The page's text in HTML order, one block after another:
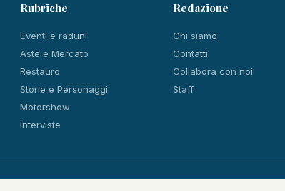
Rubriche
Eventi e raduni
Aste e Mercato
Restauro
Storie e Personaggi
Motorshow
Interviste
Redazione
Chi siamo
Contatti
Collabora con noi
Staff